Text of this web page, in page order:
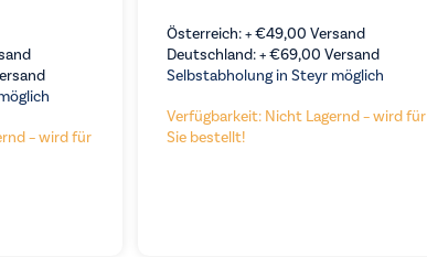
– wird für
Österreich: +€49,00 Versand
Deutschland: +€69,00 Versand
Selbstabholung in Steyr möglich
Verfügbarkeit: Nicht Lagernd – wird für
Sie bestellt!